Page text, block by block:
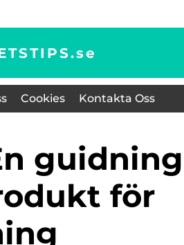
se
Cookies Kontakta Oss
för